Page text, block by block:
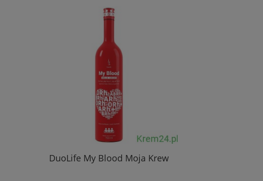
DuoLife My Blood Moja Krew